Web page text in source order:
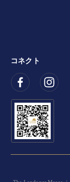
コネクト